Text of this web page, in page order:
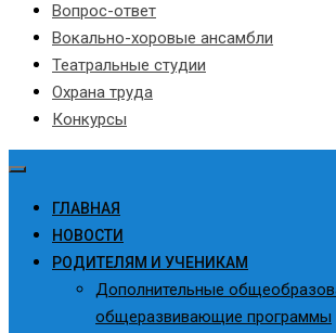
Вопрос-ответ
Вокально-хоровые ансамбли
Театральные студии
Охрана труда
Конкурсы
ГЛАВНАЯ
НОВОСТИ
РОДИТЕЛЯМ И УЧЕНИКАМ
Дополнительные
общеразвивающие программы